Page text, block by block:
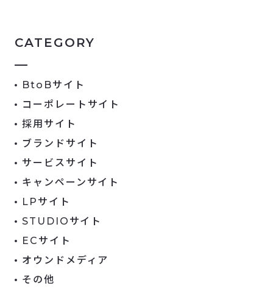
CATEGORY
BtoBサイト
コーポレートサイト
採用サイト
ブランドサイト
サービスサイト
キャンペーンサイト
LPサイト
STUDIOサイト
ECサイト
オウンドメディア
その他